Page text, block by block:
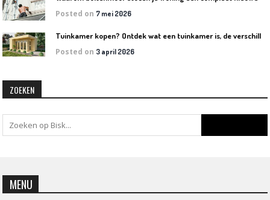
Posted on 7 mei 2026
Posted on 3 april 2026
ZOEKEN
MENU